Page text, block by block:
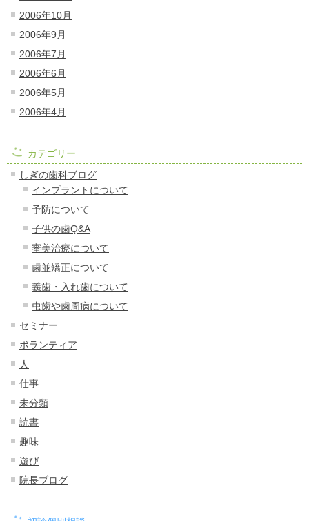
2006年10月
2006年9月
2006年7月
2006年6月
2006年5月
2006年4月
カテゴリー
しぎの歯科ブログ
インプラントについて
予防について
子供の歯Q&A
審美治療について
歯並矯正について
義歯・入れ歯について
虫歯や歯周病について
セミナー
ボランティア
人
仕事
未分類
読書
趣味
遊び
院長ブログ